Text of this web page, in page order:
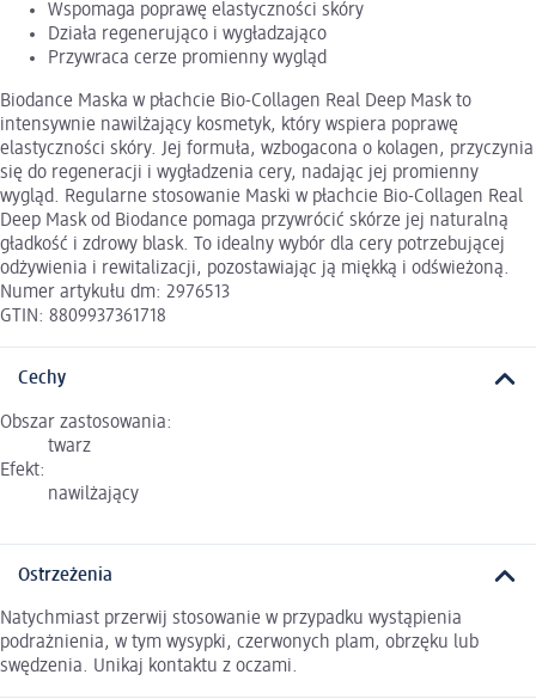
Wspomaga poprawę elastyczności skóry
Działa regenerująco i wygładzająco
Przywraca cerze promienny wygląd
Biodance Maska w płachcie Bio-Collagen Real Deep Mask to
intensywnie nawilżający kosmetyk, który wspiera poprawę
elastyczności skóry. Jej formuła, wzbogacona o kolagen, przyczynia
się do regeneracji i wygładzenia cery, nadając jej promienny
wygląd. Regularne stosowanie Maski w płachcie Bio-Collagen Real
Deep Mask od Biodance pomaga przywrócić skórze jej naturalną
gładkość i zdrowy blask. To idealny wybór dla cery potrzebującej
odżywienia i rewitalizacji, pozostawiając ją miękką i odświeżoną.
Numer artykułu dm: 2976513
GTIN: 8809937361718
Cechy
Obszar zastosowania:
twarz
Efekt:
nawilżający
Ostrzeżenia
Natychmiast przerwij stosowanie w przypadku wystąpienia
podrażnienia, w tym wysypki, czerwonych plam, obrzęku lub
swędzenia. Unikaj kontaktu z oczami.